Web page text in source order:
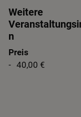
Weitere
n
Preis
40,00 €